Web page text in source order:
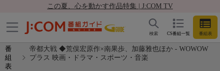
この夏、心を動かす作品特集 | J:COM TV
CS番組一覧 番組表
検索
番
組
表
帝都大戦 ◆荒俣宏原作×南果歩、加藤雅也ほか - WOWOW
プラス 映画・ドラマ・スポーツ・音楽